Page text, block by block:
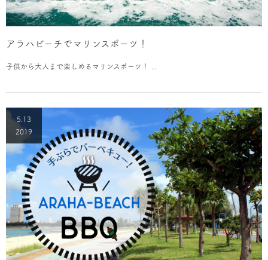
アラハビーチでマリンスポーツ！
子供から大人まで楽しめるマリンスポーツ！ ...
5.13
2019